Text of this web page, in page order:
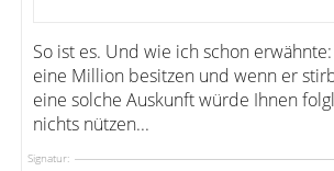
So ist es. Und wie ich schon
eine Million besitzen und wenn er
eine solche Auskunft würde Ihnen
nichts nützen...
Signatur: